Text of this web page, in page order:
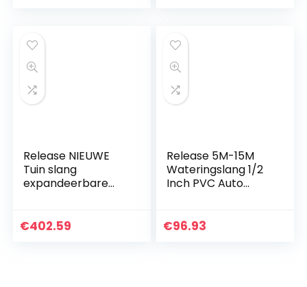
Release NIEUWE
Tuin slang
expandeerbare
flexibele
€402.59
Release 5M-15M
Wateringslang 1/2
Inch PVC Auto
Planten Bloem
€96.93